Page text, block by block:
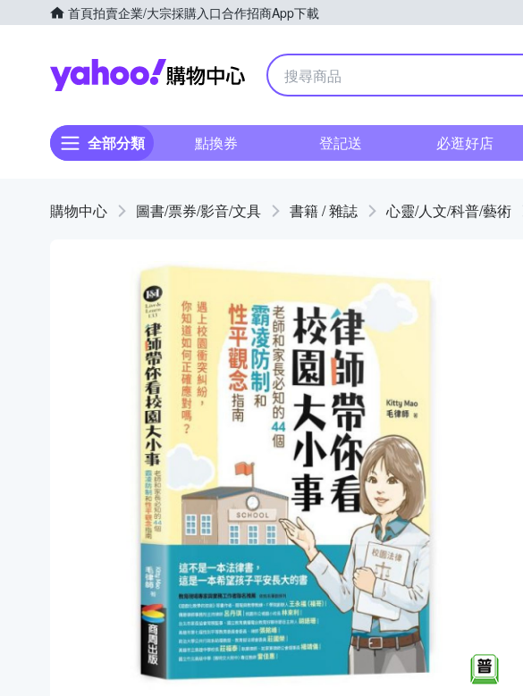
首頁拍賣企業/大宗採購入口合作招商App下載
Yahoo購物中心
全部分類 點換券 登記送 必逛好店
購物中心 圖書/票券/影音/文具 書籍 / 雜誌 心靈/人文/科普/藝術